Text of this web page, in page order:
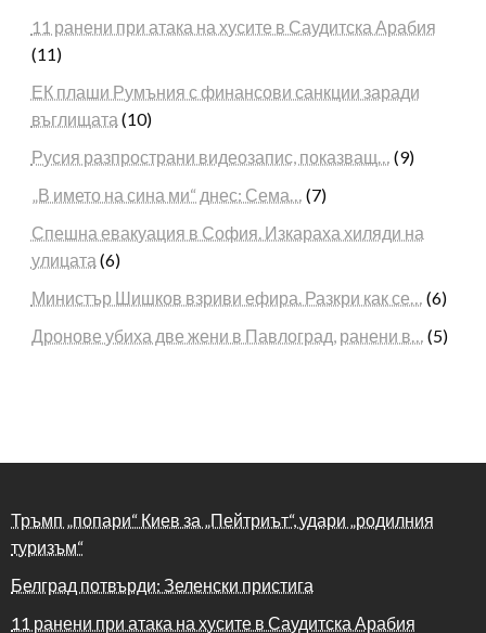
11 ранени при атака на хусите в Саудитска Арабия
(11)
ЕК плаши Румъния с финансови санкции заради
въглищата (10)
Русия разпространи видеозапис, показващ… (9)
„В името на сина ми“ днес: Сема… (7)
Спешна евакуация в София. Изкараха хиляди на
улицата (6)
Министър Шишков взриви ефира. Разкри как се… (6)
Дронове убиха две жени в Павлоград, ранени в… (5)
Тръмп „попари“ Киев за „Пейтриът“, удари „родилния
туризъм“
Белград потвърди: Зеленски пристига
11 ранени при атака на хусите в Саудитска Арабия